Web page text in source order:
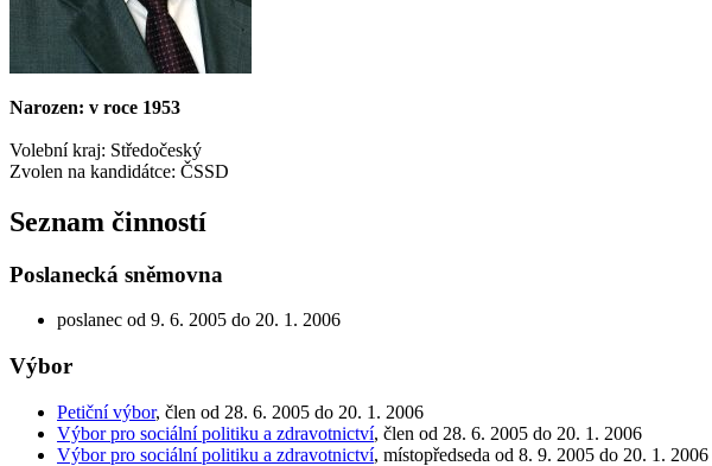
Narozen: v roce 1953
Volební kraj: Středočeský
Zvolen na kandidátce: ČSSD
Seznam činností
Poslanecká sněmovna
poslanec od 9. 6. 2005 do 20. 1. 2006
Výbor
Petiční výbor, člen od 28. 6. 2005 do 20. 1. 2006
Výbor pro sociální politiku a zdravotnictví, člen od 28. 6. 2005 do 20. 1. 2006
Výbor pro sociální politiku a zdravotnictví, místopředseda od 8. 9. 2005 do 20. 1. 2006